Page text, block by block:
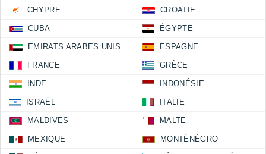
CHYPRE CROATIE
CUBA ÉGYPTE
EMIRATS ARABES UNIS ESPAGNE
FRANCE GRÈCE
INDE INDONÉSIE
ISRAËL ITALIE
MALDIVES MALTE
MEXIQUE MONTÉNÉGRO